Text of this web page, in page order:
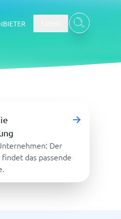
System
Der
das passende